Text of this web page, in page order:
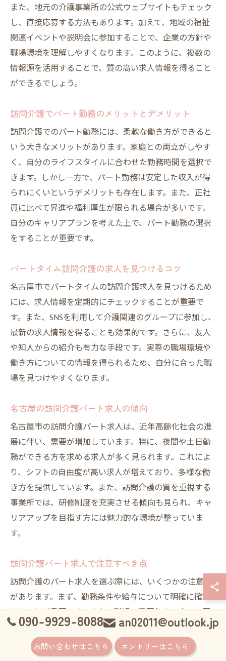
また、地元の介護事業所の公式ウェブサイトもチェック
し、直接応募する方法もあります。加えて、地域の福祉
関連イベントや説明会に参加することで、企業の方針や
職場環境を理解しやすくなります。このように、複数の
情報源を活用することで、質の高い求人情報を得ること
ができるでしょう。
訪問介護でパート勤務のメリットとデメリット
訪問介護でのパート勤務には、柔軟な働き方ができると
いう大きなメリットがあります。家庭との両立がしやす
く、自分のライフスタイルに合わせた勤務時間を選択で
きます。しかし一方で、パート勤務は安定した収入が得
られにくいというデメリットも存在します。また、正社
員に比べて昇進や福利厚生が限られる場合が多いです。
自分のキャリアプランを考えた上で、パート勤務の選択
をすることが重要です。
パートタイム訪問介護の求人を見つけるコツ
名古屋市でパートタイムの訪問介護求人を見つけるため
には、求人情報を定期的にチェックすることが重要で
す。また、SNSを利用して介護関連のグループに参加し、
最新の求人情報を得ることも効果的です。さらに、友人
や知人からの紹介も有力な手段です。実際の職場環境や
働き方についての情報を得られるため、自分に合った職
場を見つけやすくなります。
名古屋の訪問介護パート求人の傾向
名古屋市の訪問介護パート求人は、近年高齢化社会の進
展に伴い、需要が増加しています。特に、夜間や土日勤
務ができる方を求める求人が多く見られます。これによ
り、シフトの自由度が高い求人が増えており、多様な働
き方を提供しています。また、訪問介護の質を重視する
事業所では、研修制度を充実させる傾向も見られ、キャ
リアアップを目指す方には魅力的な環境が整っていま
す。
訪問介護パート求人で注意すべき点
訪問介護のパート求人を選ぶ際には、いくつかの注意点
があります。まず、勤務条件や給与について明確に確認
することが重要です。また、職場の雰囲気やスタッフ同
士のコミュニケーションが円滑かどうかも大切なポイン
トです。さらに、利用者との関係性を築くためのサポー
ト体制が整っているかを確認することも、働きやすさに
090-9929-8088 an02011@outlook.jp
お問い合わせはこちら エントリーはこちら